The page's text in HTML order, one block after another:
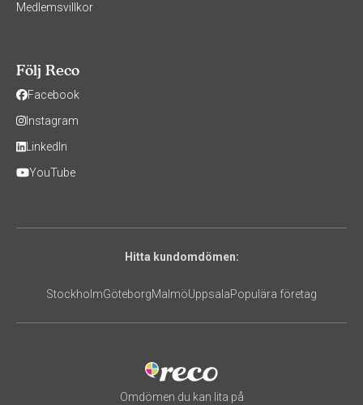
Medlemsvillkor
Följ Reco
Facebook
Instagram
LinkedIn
YouTube
Hitta kundomdömen:
StockholmGöteborgMalmöUppsalaPopulära företag
Omdömen du kan lita på